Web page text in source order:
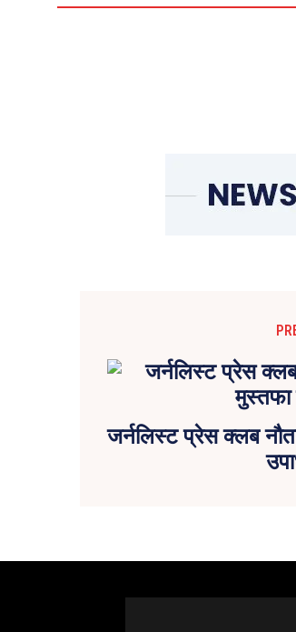
जर्नलिस्ट प्रेस क्लब